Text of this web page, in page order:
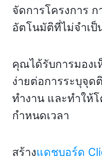
จัดการโครงการ
อัตโนมัติที่ไม่จำเป็
คุณได้รับการมองเ
ง่ายต่อการระบุจุด
ทำงาน และทำให้
กำหนดเวลา
สร้างแดชบอร์ด